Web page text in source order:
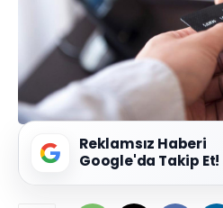
Reklamsız Haberi
Google'da Takip Et!